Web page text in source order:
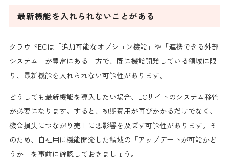
最新機能を入れられないことがある
クラウドECは「追加可能なオプション機能」や「連携できる外部
システム」が豊富にある一方で、既に機能開発している領域に限
り、最新機能を入れられない可能性があります。
どうしても最新機能を導入したい場合、ECサイトのシステム移管
が必要になります。すると、初期費用が再びかかるだけでなく、
機会損失につながり売上に悪影響を及ぼす可能性があります。そ
のため、自社用に機能開発した領域の「アップデートが可能かど
うか」を事前に確認しておきましょう。